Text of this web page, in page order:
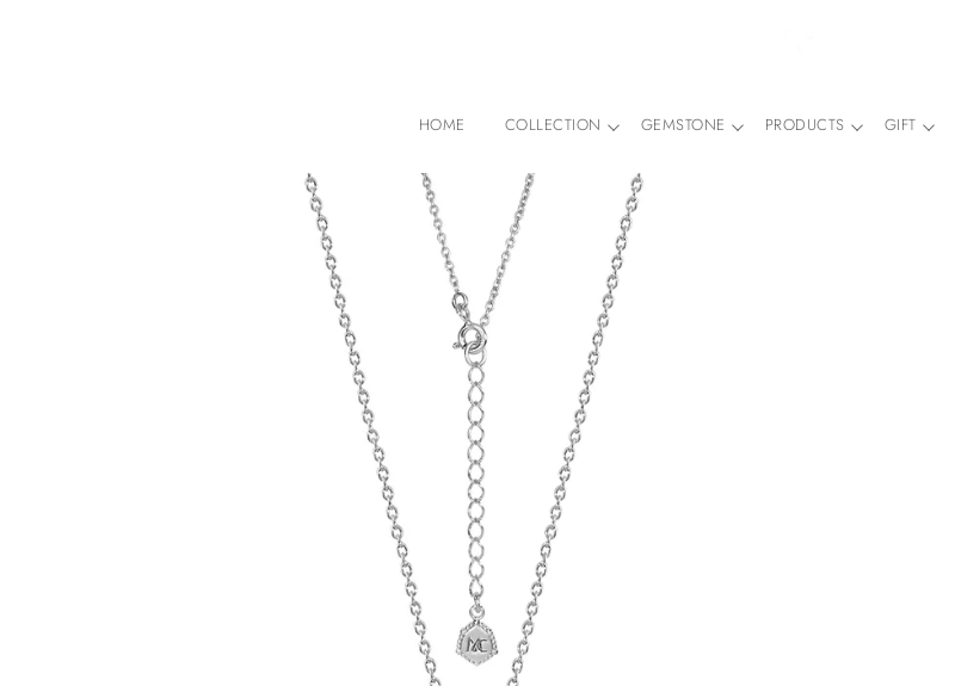
HOME COLLECTION GEMSTONE PRODUCTS GIFT